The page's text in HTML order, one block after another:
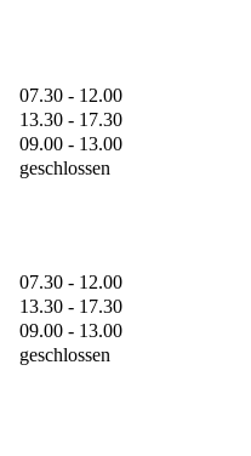
07.30 - 12.00
13.30 - 17.30
09.00 - 13.00
geschlossen
07.30 - 12.00
13.30 - 17.30
09.00 - 13.00
geschlossen